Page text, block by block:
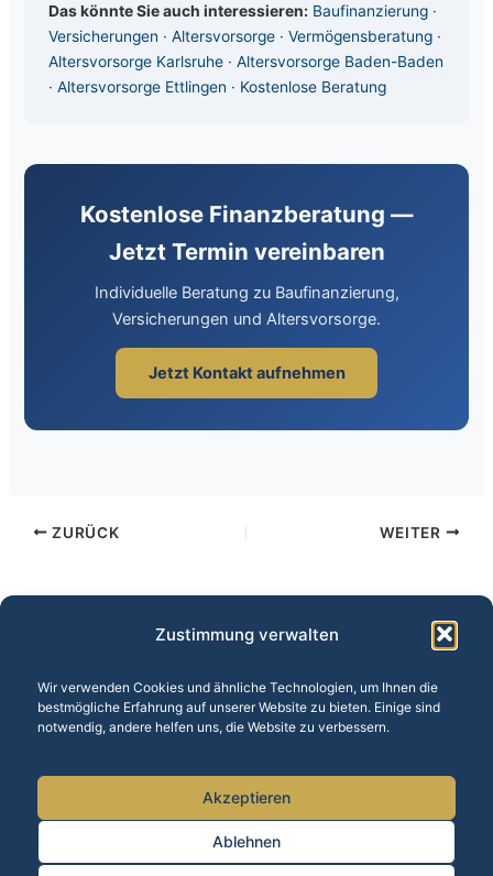
Zustimmung verwalten
Wir verwenden Cookies und ähnliche Technologien, um Ihnen die
bestmögliche Erfahrung auf unserer Website zu bieten. Einige sind
notwendig, andere helfen uns, die Website zu verbessern.
Akzeptieren
Ablehnen
Das könnte Sie auch interessieren: Baufinanzierung ·
Versicherungen ·Altersvorsorge ·Vermögensberatung ·
Altersvorsorge Karlsruhe ·Altersvorsorge Baden-Baden
·Altersvorsorge Ettlingen · Kostenlose Beratung
Kostenlose Finanzberatung —
Jetzt Termin vereinbaren
Individuelle Beratung zu Baufinanzierung,
Versicherungen und Altersvorsorge.
Jetzt Kontakt aufnehmen
ZURÜCK WEITER
Unsere Leistungen: Baufinanzierung · Versicherungen
Alle Standorte anzeigen ▼